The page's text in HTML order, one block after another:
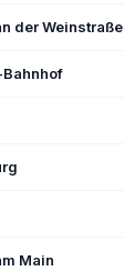
der Weinstraße
Main